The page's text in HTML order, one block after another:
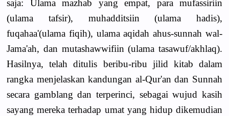
saja: Ulama mazhab yang empat, para mufassiriin
(ulama tafsir), muhadditsiin (ulama hadis),
fuqahaa'(ulama fiqih), ulama aqidah ahus-sunnah wal-
Jama'ah, dan mutashawwifiin (ulama tasawuf/akhlaq).
Hasilnya, telah ditulis beribu-ribu jilid kitab dalam
rangka menjelaskan kandungan al-Qur'an dan Sunnah
secara gamblang dan terperinci, sebagai wujud kasih
sayang mereka terhadap umat yang hidup dikemudian